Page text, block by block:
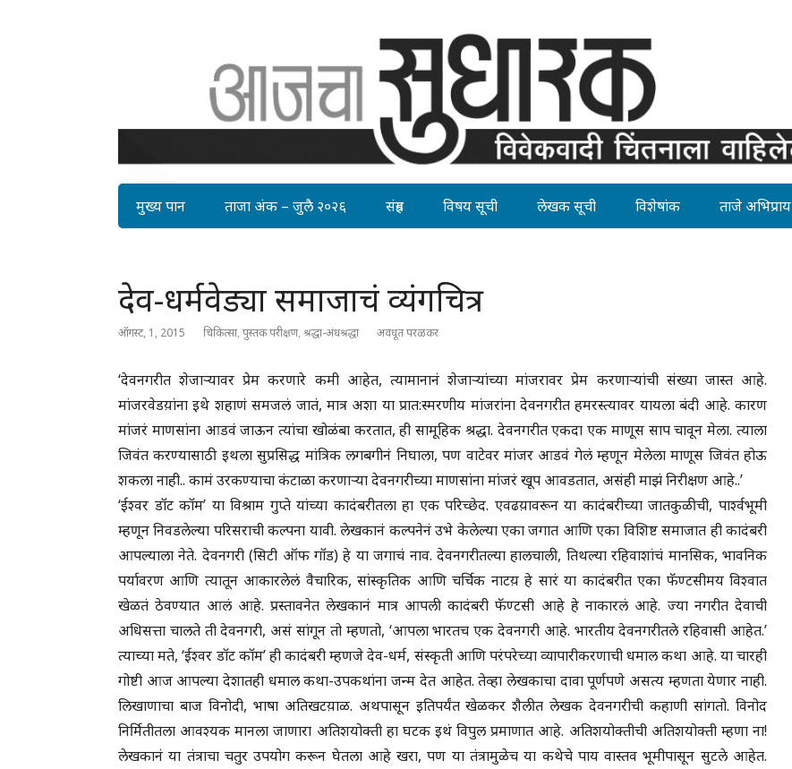
मुख्य पान ताजा अंक – जुलै २०२६ संग्रह विषय सूची लेखक सूची विशेषांक ताजे अभिप्राय
देव-धर्मवेड्या समाजाचं व्यंगचित्र
ऑगस्ट, 1, 2015 चिकित्सा, पुस्तक परीक्षण, श्रद्धा-अंधश्रद्धा अवधूत परळकर
‘देवनगरीत शेजाऱ्यावर प्रेम करणारे कमी आहेत, त्यामानानं शेजाऱ्यांच्या मांजरावर प्रेम करणाऱ्यांची संख्या जास्त आहे.
मांजरवेडय़ांना इथे शहाणं समजलं जातं, मात्र अशा या प्रात:स्मरणीय मांजरांना देवनगरीत हमरस्त्यावर यायला बंदी आहे. कारण
मांजरं माणसांना आडवं जाऊन त्यांचा खोळंबा करतात, ही सामूहिक श्रद्धा. देवनगरीत एकदा एक माणूस साप चावून मेला. त्याला
जिवंत करण्यासाठी इथला सुप्रसिद्ध मांत्रिक लगबगीनं निघाला, पण वाटेवर मांजर आडवं गेलं म्हणून मेलेला माणूस जिवंत होऊ
शकला नाही.. कामं उरकण्याचा कंटाळा करणाऱ्या देवनगरीच्या माणसांना मांजरं खूप आवडतात, असंही माझं निरीक्षण आहे..’
‘ईश्वर डॉट कॉम’ या विश्राम गुप्ते यांच्या कादंबरीतला हा एक परिच्छेद. एवढय़ावरून या कादंबरीच्या जातकुळीची, पार्श्वभूमी
म्हणून निवडलेल्या परिसराची कल्पना यावी. लेखकानं कल्पनेनं उभे केलेल्या एका जगात आणि एका विशिष्ट समाजात ही कादंबरी
आपल्याला नेते. देवनगरी (सिटी ऑफ गॉड) हे या जगाचं नाव. देवनगरीतल्या हालचाली, तिथल्या रहिवाशांचं मानसिक, भावनिक
पर्यावरण आणि त्यातून आकारलेलं वैचारिक, सांस्कृतिक आणि चर्चिक नाटय़ हे सारं या कादंबरीत एका फॅण्टसीमय विश्वात
खेळतं ठेवण्यात आलं आहे. प्रस्तावनेत लेखकानं मात्र आपली कादंबरी फॅण्टसी आहे हे नाकारलं आहे. ज्या नगरीत देवाची
अधिसत्ता चालते ती देवनगरी, असं सांगून तो म्हणतो, ‘आपला भारतच एक देवनगरी आहे. भारतीय देवनगरीतले रहिवासी आहेत.’
त्याच्या मते, ‘ईश्वर डॉट कॉम’ ही कादंबरी म्हणजे देव-धर्म, संस्कृती आणि परंपरेच्या व्यापारीकरणाची धमाल कथा आहे. या चारही
गोष्टी आज आपल्या देशातही धमाल कथा-उपकथांना जन्म देत आहेत. तेव्हा लेखकाचा दावा पूर्णपणे असत्य म्हणता येणार नाही.
लिखाणाचा बाज विनोदी, भाषा अतिखटय़ाळ. अथपासून इतिपर्यंत खेळकर शैलीत लेखक देवनगरीची कहाणी सांगतो. विनोद
निर्मितीतला आवश्यक मानला जाणारा अतिशयोक्ती हा घटक इथं विपुल प्रमाणात आहे. अतिशयोक्तीची अतिशयोक्ती म्हणा ना!
लेखकानं या तंत्राचा चतुर उपयोग करून घेतला आहे खरा, पण या तंत्रामुळेच या कथेचे पाय वास्तव भूमीपासून सुटले आहेत.